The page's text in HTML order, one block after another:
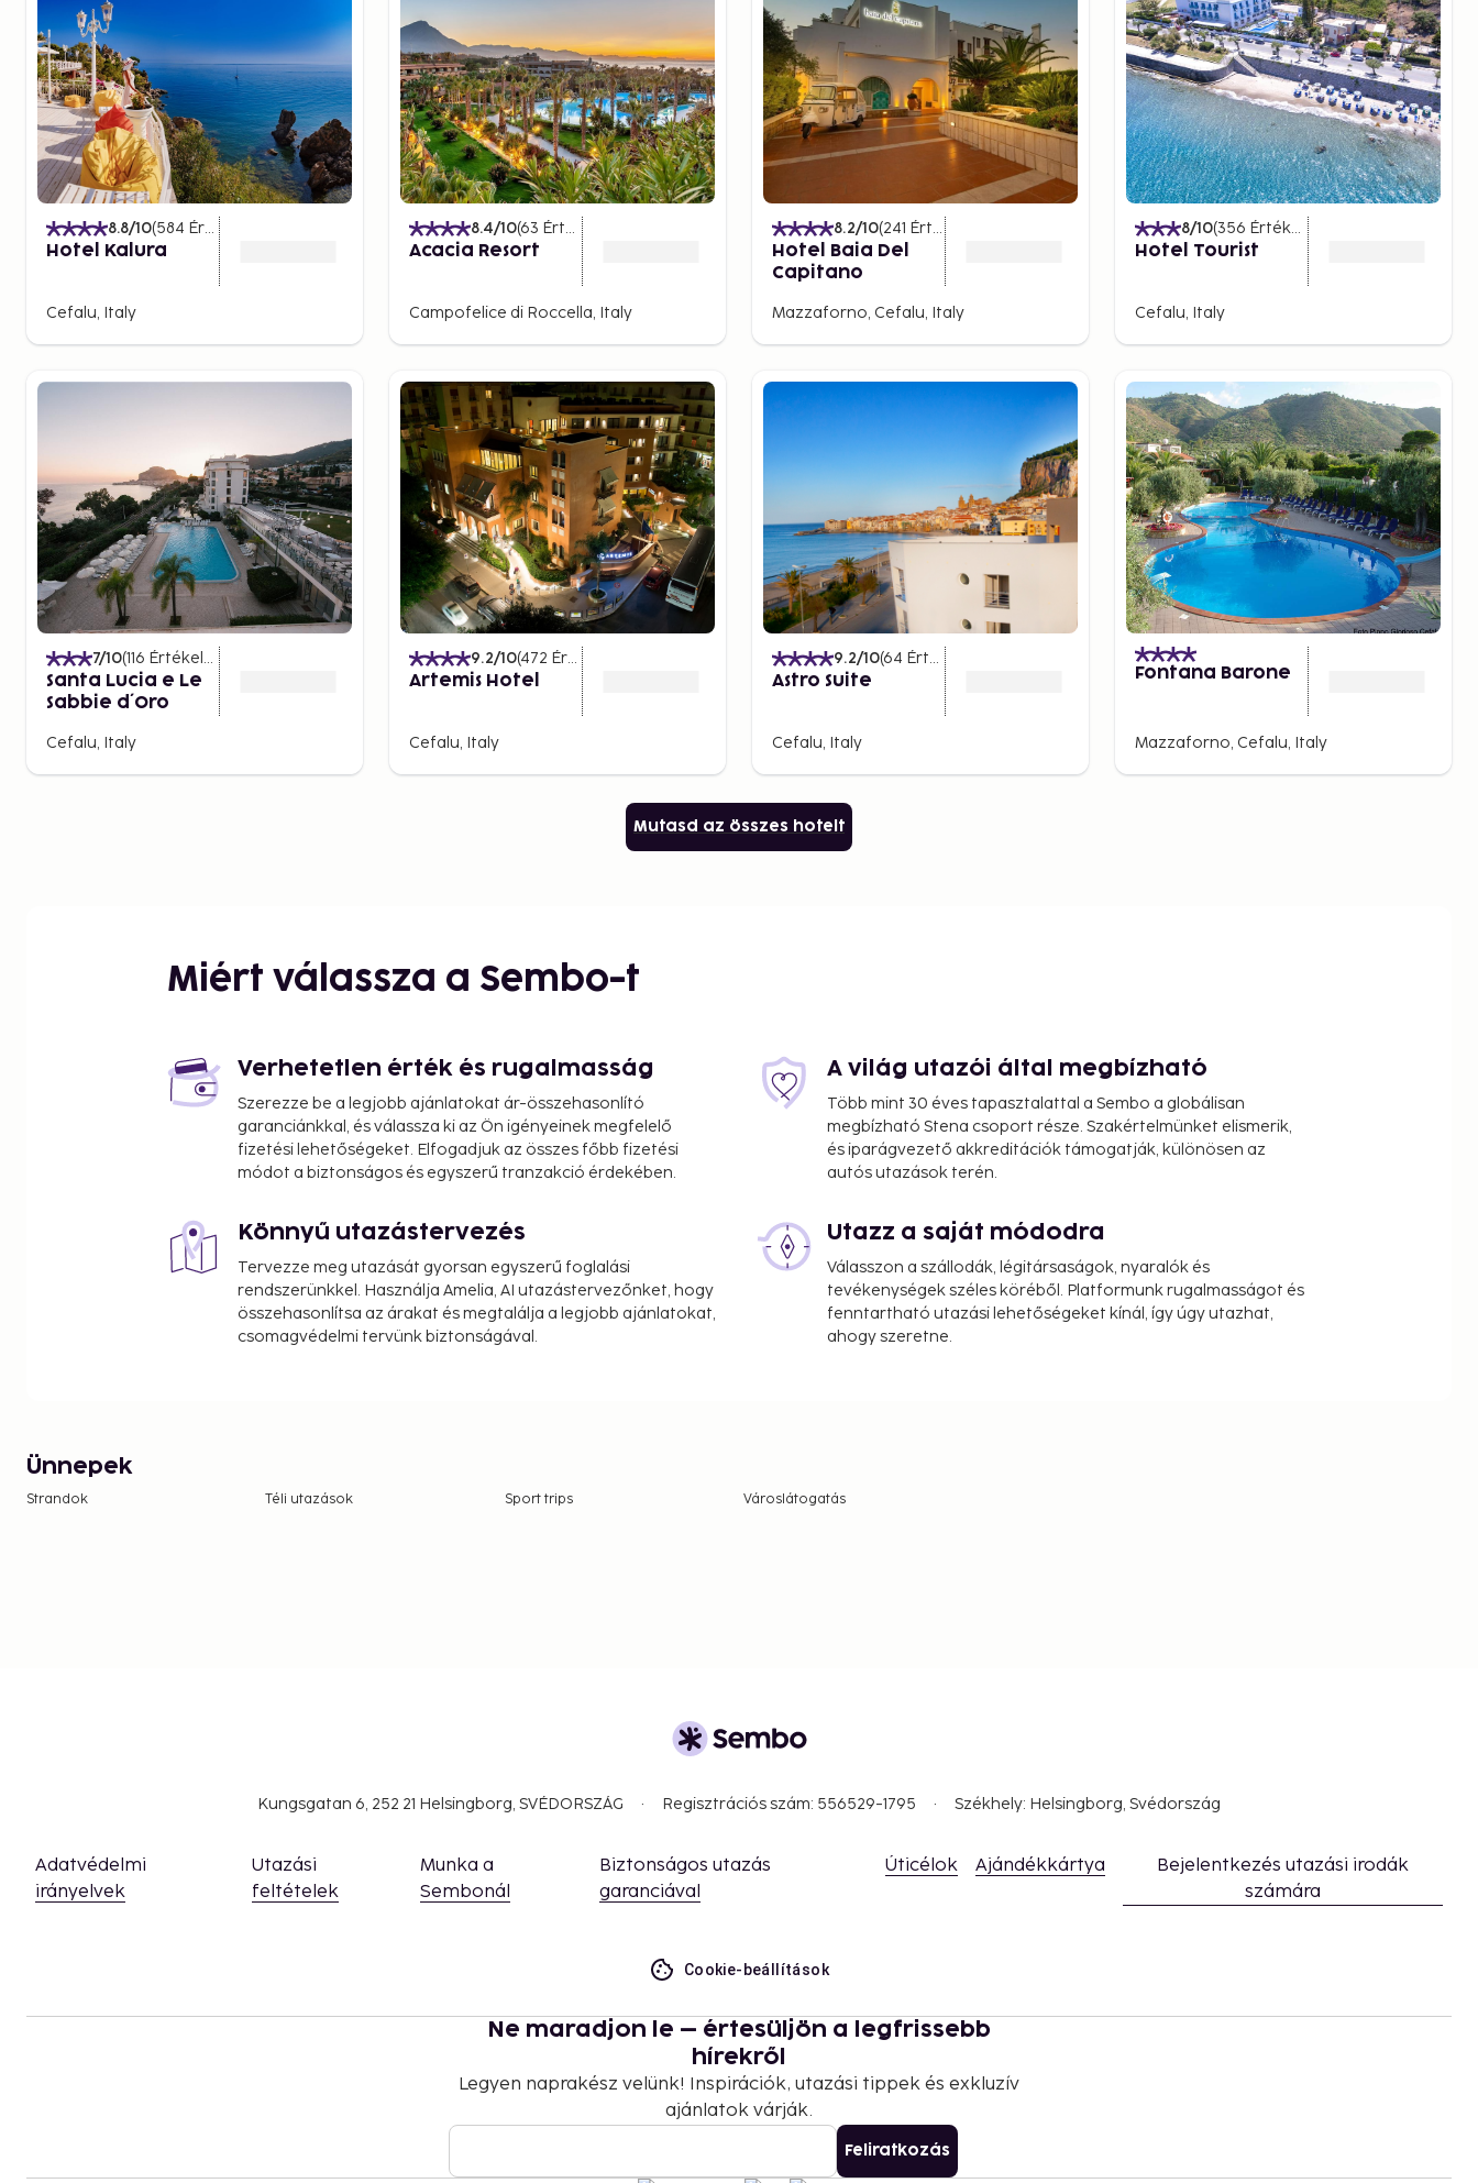
breathtaking views of the coastline and the town below, making it a popular
spot for both nature lovers and history enthusiasts.
8.8/10(584 Értékelések
Hotel Kalura
Cefalu, Italy
8.4/10(63 Értékelések
Acacia Resort
Campofelice di Roccella, Italy
8.2/10(241 Értékelések
Hotel Baia Del
Capitano
Mazzaforno, Cefalu, Italy
8/10(356 Értékelések
Hotel Tourist
Cefalu, Italy
7/10(116 Értékelések
Santa Lucia e Le
Sabbie d´Oro
Cefalu, Italy
9.2/10(472 Értékelések
Artemis Hotel
Cefalu, Italy
9.2/10(64 Értékelések
Astro Suite
Cefalu, Italy
Fontana Barone
Mazzaforno, Cefalu, Italy
Mutasd az összes hotelt
Miért válassza a Sembo-t
Verhetetlen érték és rugalmasság
Szerezze be a legjobb ajánlatokat ár-összehasonlító
garanciánkkal, és válassza ki az Ön igényeinek megfelelő
fizetési lehetőségeket. Elfogadjuk az összes főbb fizetési
módot a biztonságos és egyszerű tranzakció érdekében.
A világ utazói által megbízható
Több mint 30 éves tapasztalattal a Sembo a globálisan
megbízható Stena csoport része. Szakértelmünket elismerik,
és iparágvezető akkreditációk támogatják, különösen az
autós utazások terén.
Könnyű utazástervezés
Tervezze meg utazását gyorsan egyszerű foglalási
rendszerünkkel. Használja Amelia, AI utazástervezőnket, hogy
összehasonlítsa az árakat és megtalálja a legjobb ajánlatokat,
csomagvédelmi tervünk biztonságával.
Utazz a saját módodra
Válasszon a szállodák, légitársaságok, nyaralók és
tevékenységek széles köréből. Platformunk rugalmasságot és
fenntartható utazási lehetőségeket kínál, így úgy utazhat,
ahogy szeretne.
Ünnepek
Strandok Téli utazások Sport trips Városlátogatás
Kungsgatan 6, 252 21 Helsingborg, SVÉDORSZÁG Regisztrációs szám: 556529-1795 Székhely: Helsingborg, Svédország
Adatvédelmi
irányelvek
Utazási
feltételek
Munka a
Sembonál
Biztonságos utazás
garanciával
Úticélok Ajándékkártya
Bejelentkezés utazási irodák
számára
Cookie-beállítások
Ne maradjon le – értesüljön a legfrissebb
hírekről
Legyen naprakész velünk! Inspirációk, utazási tippek és exkluzív
ajánlatok várják.
Feliratkozás